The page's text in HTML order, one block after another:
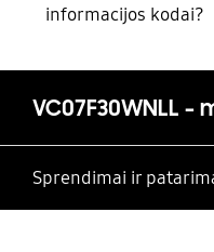
informacijos kodai?
Sprendimai ir